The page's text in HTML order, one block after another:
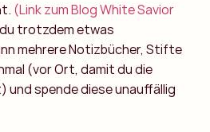
(Link zum Blog White Savior
trotzdem etwas
mehrere Notizbücher, Stifte
(vor Ort, damit du die
spende diese unauffällig